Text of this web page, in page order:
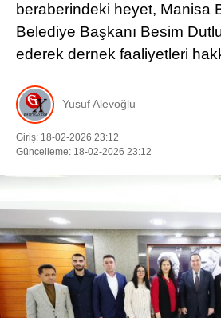
YEREL
EĞITIM
beraberindeki heyet, Manisa
Belediye Başkanı Besim
ederek dernek faaliyetleri
Yusuf Alevoğlu
Giriş: 18-02-2026 23:12
Güncelleme: 18-02-2026 23:12